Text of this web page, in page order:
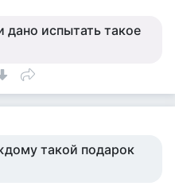
испытать такое
такой подарок